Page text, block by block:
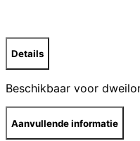
Details
Beschikbaar voor
Aanvullende informatie